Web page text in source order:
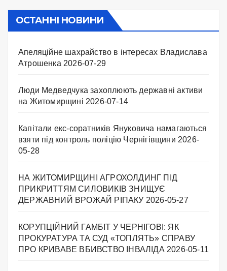
ОСТАННІ НОВИНИ
Апеляційне шахрайство в інтересах Владислава
Атрошенка 2026-07-29
Люди Медведчука захоплюють державні активи
на Житомирщині 2026-07-14
Капітали екс-соратників Януковича намагаються
взяти під контроль поліцію Чернігівщини 2026-
05-28
НА ЖИТОМИРЩИНІ АГРОХОЛДИНГ ПІД
ПРИКРИТТЯМ СИЛОВИКІВ ЗНИЩУЄ
ДЕРЖАВНИЙ ВРОЖАЙ РІПАКУ ​ 2026-05-27
КОРУПЦІЙНИЙ ГАМБІТ У ЧЕРНІГОВІ: ЯК
ПРОКУРАТУРА ТА СУД «ТОПЛЯТЬ» СПРАВУ
ПРО КРИВАВЕ ВБИВСТВО ІНВАЛІДА 2026-05-11